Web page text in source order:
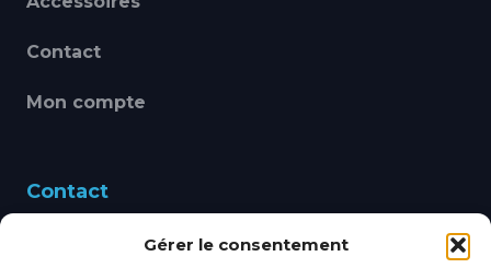
Gérer le consentement
Contact
Mon compte
Contact
460 Avenue Alain Le